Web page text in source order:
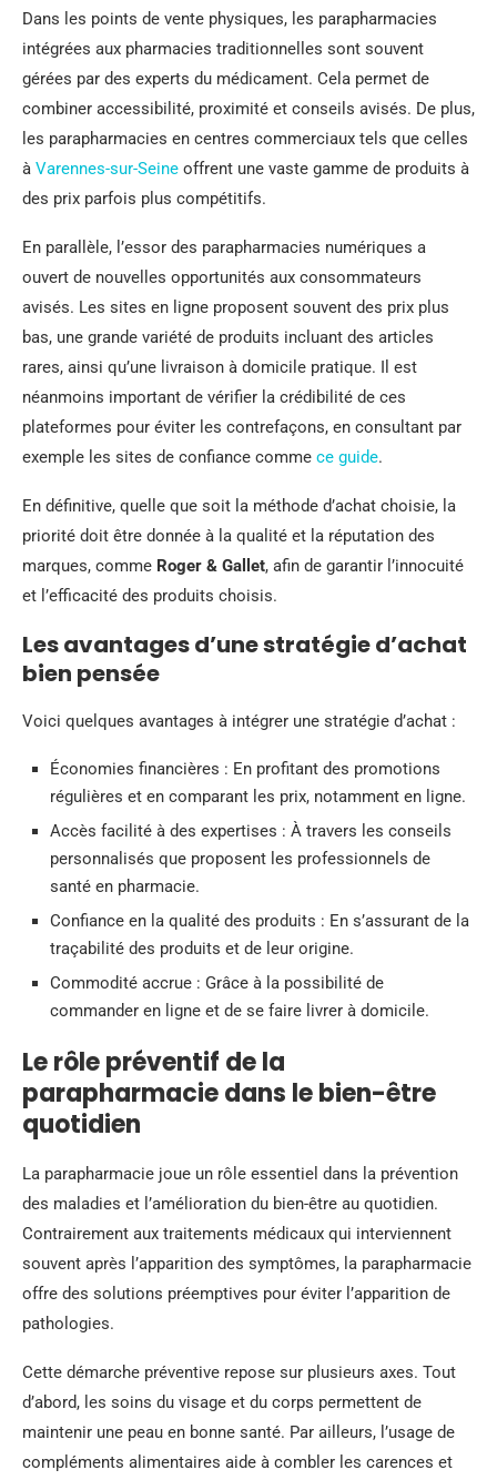
Dans les points de vente physiques, les parapharmacies
intégrées aux pharmacies traditionnelles sont souvent
gérées par des experts du médicament. Cela permet de
combiner accessibilité, proximité et conseils avisés. De plus,
les parapharmacies en centres commerciaux tels que celles
à Varennes-sur-Seine offrent une vaste gamme de produits à
des prix parfois plus compétitifs.
En parallèle, l’essor des parapharmacies numériques a
ouvert de nouvelles opportunités aux consommateurs
avisés. Les sites en ligne proposent souvent des prix plus
bas, une grande variété de produits incluant des articles
rares, ainsi qu’une livraison à domicile pratique. Il est
néanmoins important de vérifier la crédibilité de ces
plateformes pour éviter les contrefaçons, en consultant par
exemple les sites de confiance comme ce guide.
En définitive, quelle que soit la méthode d’achat choisie, la
priorité doit être donnée à la qualité et la réputation des
marques, comme Roger & Gallet, afin de garantir l’innocuité
et l’efficacité des produits choisis.
Les avantages d’une stratégie d’achat
bien pensée
Voici quelques avantages à intégrer une stratégie d’achat :
Économies financières : En profitant des promotions
régulières et en comparant les prix, notamment en ligne.
Accès facilité à des expertises : À travers les conseils
personnalisés que proposent les professionnels de
santé en pharmacie.
Confiance en la qualité des produits : En s’assurant de la
traçabilité des produits et de leur origine.
Commodité accrue : Grâce à la possibilité de
commander en ligne et de se faire livrer à domicile.
Le rôle préventif de la
parapharmacie dans le bien-être
quotidien
La parapharmacie joue un rôle essentiel dans la prévention
des maladies et l’amélioration du bien-être au quotidien.
Contrairement aux traitements médicaux qui interviennent
souvent après l’apparition des symptômes, la parapharmacie
offre des solutions préemptives pour éviter l’apparition de
pathologies.
Cette démarche préventive repose sur plusieurs axes. Tout
d’abord, les soins du visage et du corps permettent de
maintenir une peau en bonne santé. Par ailleurs, l’usage de
compléments alimentaires aide à combler les carences et